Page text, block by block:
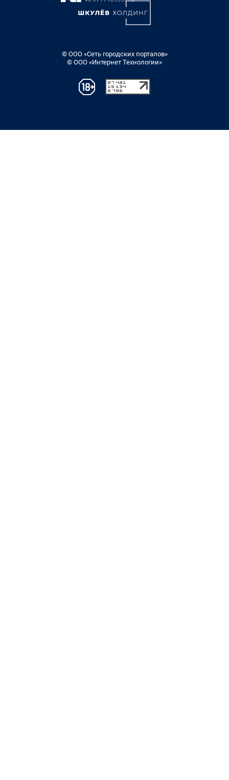
© ООО «Сеть городских порталов»
© ООО «Интернет Технологии»